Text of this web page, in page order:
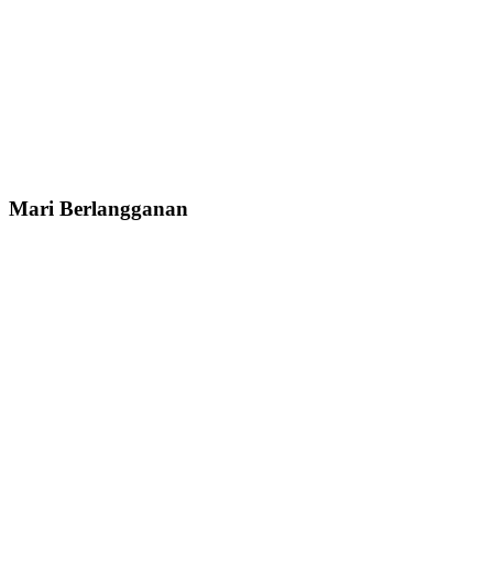
Mari Berlangganan